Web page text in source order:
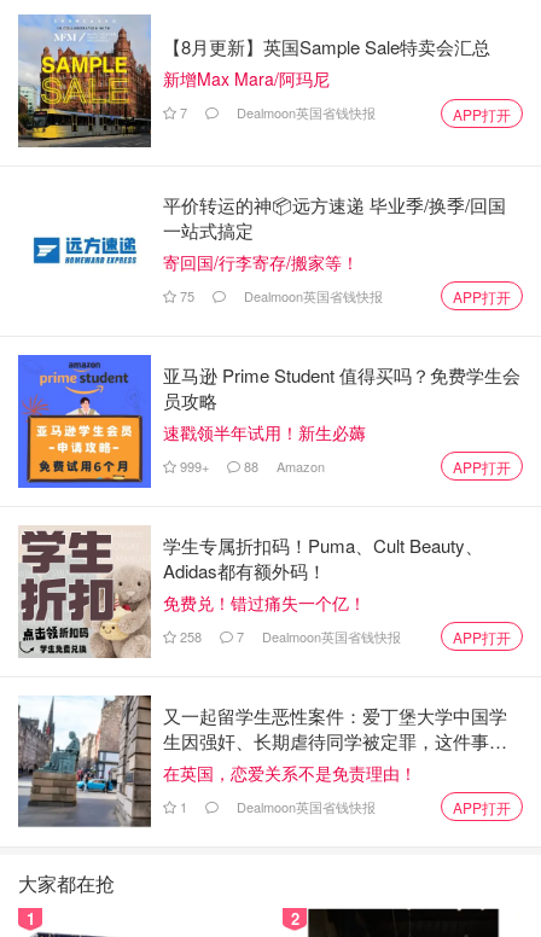
【8月更新】英国Sample Sale特卖会汇总
新增Max Mara/阿玛尼
7 Dealmoon英国省钱快报 APP打开
平价转运的神📦远方速递 毕业季/换季/回国
一站式搞定
寄回国/行李寄存/搬家等！
75 Dealmoon英国省钱快报 APP打开
亚马逊 Prime Student 值得买吗？免费学生会
员攻略
速戳领半年试用！新生必薅
999+ 88 Amazon APP打开
学生专属折扣码！Puma、Cult Beauty、
Adidas都有额外码！
免费兑！错过痛失一个亿！
258 7 Dealmoon英国省钱快报 APP打开
又一起留学生恶性案件：爱丁堡大学中国学
生因强奸、长期虐待同学被定罪，这件事值
得所有在英华人警惕
在英国，恋爱关系不是免责理由！
1 Dealmoon英国省钱快报 APP打开
大家都在抢
1 2